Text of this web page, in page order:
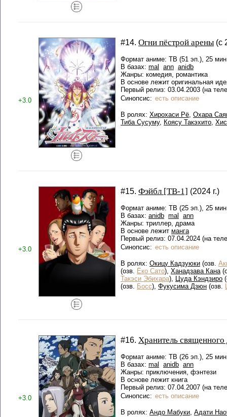
+3.0
#14. Огни пёстрой арены (с
Формат аниме: ТВ (51 эп.), 25
В базах: mal ann anidb
Жанры: комедия, романтика
В основе лежит оригинальная
Первый релиз: 03.04.2003 (на
Синопсис: есть описание
В ролях: Хирохаси Рё, Охара
Тиба Сусуму, Коясу Такэхито,
+3.0
#15. Фэйбл [ТВ-1] (2024 г.)
Формат аниме: ТВ (25 эп.), 25
В базах: anidb mal
ann
Жанры: триллер, драма
В основе лежит манга
Первый релиз: 07.04.2024 (на
Синопсис: есть описание
В ролях: Окицу Кадзуюки (озв.
(озв. Ёко Сато), Ханадзава Кана
Такэси Эбихара), Цуда Кэндзиро
(озв. Босс), Фукусима Дзюн (озв.
+3.0
#16. Хранитель священного
Формат аниме: ТВ (26 эп.), 25
В базах: mal anidb ann
Жанры: приключения, фэнтези
В основе лежит книга
Первый релиз: 07.04.2007 (на
Синопсис: есть описание
В ролях: Андо Мабуки, Адати